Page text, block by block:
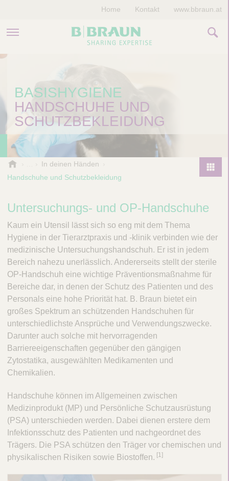
PRODUKTE & THERAPIEN
MAGAZIN
UNTERNEHMEN
Home Kontakt www.bbraun.at
BASISHYGIENE
HANDSCHUHE UND
SCHUTZBEKLEIDUNG
P
c
Q
u
i
F
a
n
V
e
t
C
r
e
In deinen Händen
Handschuhe und Schutzbekleidung
Untersuchungs- und OP-Handschuhe
Kaum ein Utensil lässt sich so eng mit dem Thema
Hygiene in der Tierarztpraxis und -klinik verbinden wie der
medizinische Untersuchungshandschuh. Er ist in jedem
Bereich nahezu unerlässlich. Andererseits stellt der sterile
OP-Handschuh eine wichtige Präventionsmaßnahme für
Bereiche dar, in denen der Schutz des Patienten und des
Personals eine hohe Priorität hat. B. Braun bietet ein
großes Spektrum an schützenden Handschuhen für
unterschiedlichste Ansprüche und Verwendungszwecke.
Darunter auch solche mit hervorragenden
Barriereeigenschaften gegenüber den gängigen
Zytostatika, ausgewählten Medikamenten und
Chemikalien.
Handschuhe können im Allgemeinen zwischen
Medizinprodukt (MP) und Persönliche Schutzausrüstung
(PSA) unterschieden werden. Dabei dienen erstere dem
Infektionsschutz des Patienten und nachgeordnet des
Trägers. Die PSA schützen den Träger vor chemischen und
physikalischen Risiken sowie Biostoffen. [1]